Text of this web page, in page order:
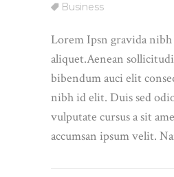
Business
Lorem Ipsn gravida
aliquet.Aenean
bibendum auci elit
nibh id elit. Duis sed
vulputate cursus a sit
accumsan ipsum velit.